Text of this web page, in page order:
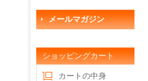
メールマガジン
ショッピングカート
カートの中身